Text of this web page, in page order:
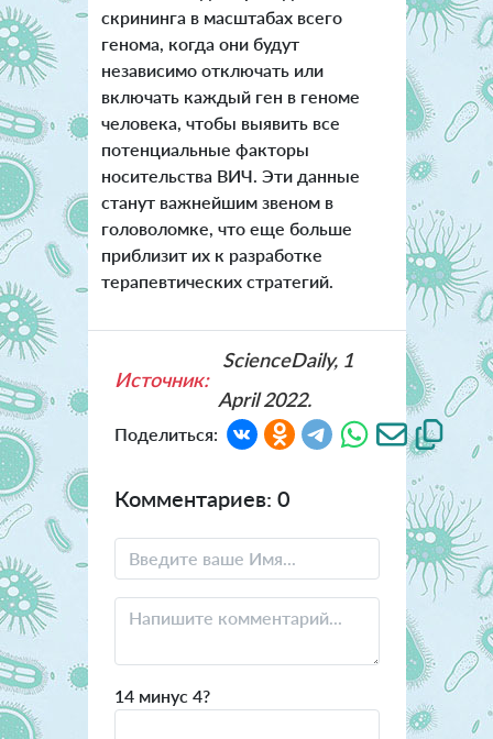
скрининга в масштабах всего
генома, когда они будут
независимо отключать или
включать каждый ген в геноме
человека, чтобы выявить все
потенциальные факторы
носительства ВИЧ. Эти данные
станут важнейшим звеном в
головоломке, что еще больше
приблизит их к разработке
терапевтических стратегий.
Источник:
ScienceDaily, 1
April 2022.
Поделиться:
Комментариев: 0
14 минус 4?